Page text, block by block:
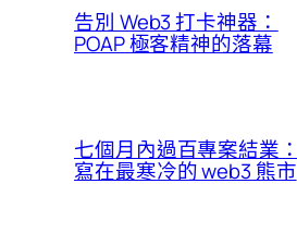
告別 Web3 打卡神器：
POAP 極客精神的落幕
七個月內過百專案結業：
寫在最寒冷的 web3 熊市